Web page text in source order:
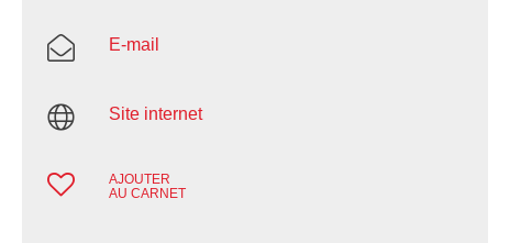
E-mail
Site internet
AJOUTER
AU CARNET